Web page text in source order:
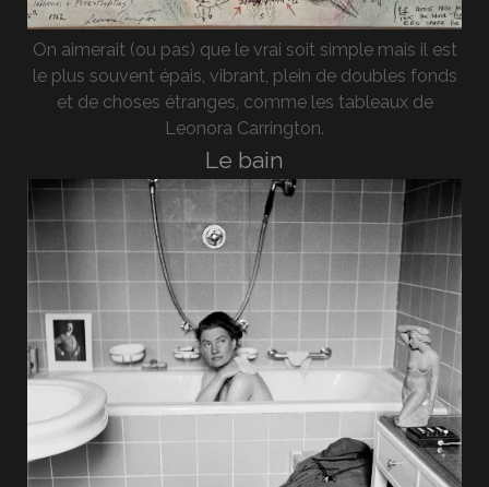
On aimerait (ou pas) que le vrai soit simple mais il est
le plus souvent épais, vibrant, plein de doubles fonds
et de choses étranges, comme les tableaux de
Leonora Carrington.
Le bain